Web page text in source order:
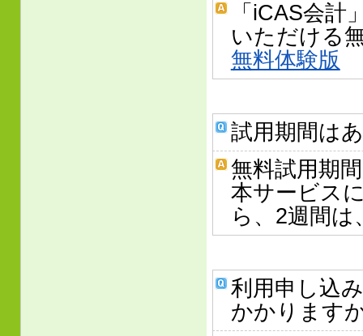
「iCAS会
いただける
無料体験版
試用期間は
無料試用期
本サービス
ら、2週間
利用申し込
かかります